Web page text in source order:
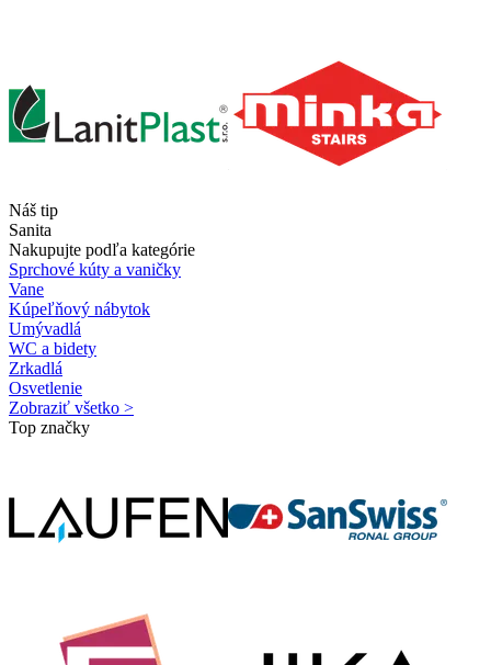
Náš tip
Sanita
Nakupujte podľa kategórie
Sprchové kúty a vaničky
Vane
Kúpeľňový nábytok
Umývadlá
WC a bidety
Zrkadlá
Osvetlenie
Zobraziť všetko >
Top značky